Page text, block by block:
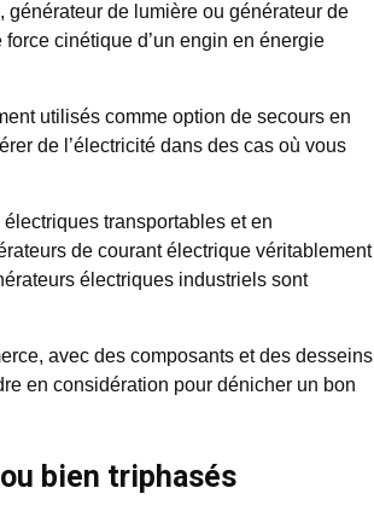
de lumière ou générateur de
cinétique d’un engin en énergie
utilisés comme option de secours en
de l’électricité dans des cas où vous
transportables et en
de courant électrique véritablement
électriques industriels sont
avec des composants et des desseins
en considération pour dénicher un bon
bien triphasés